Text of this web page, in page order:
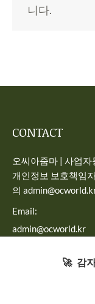
니다.
CONTACT
오씨아줌마 | 사업
개인정보 보호책임
의
Email:
admin@ocworld.kr
Dream-
🚀 감